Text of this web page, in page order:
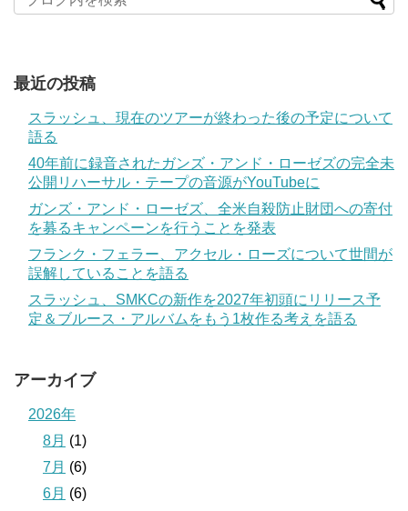
最近の投稿
スラッシュ、現在のツアーが終わった後の予定について
語る
40年前に録音されたガンズ・アンド・ローゼズの完全未
公開リハーサル・テープの音源がYouTubeに
ガンズ・アンド・ローゼズ、全米自殺防止財団への寄付
を募るキャンペーンを行うことを発表
フランク・フェラー、アクセル・ローズについて世間が
誤解していることを語る
スラッシュ、SMKCの新作を2027年初頭にリリース予
定＆ブルース・アルバムをもう1枚作る考えを語る
アーカイブ
2026年
8月 (1)
7月 (6)
6月 (6)